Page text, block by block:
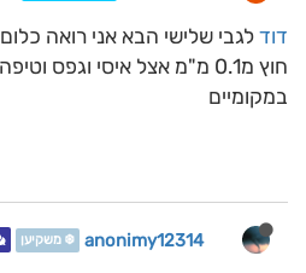
דוד לגבי שלישי הבא אני רואה כלום
חוץ מ0.1 מ"מ אצל איסי וגפס וטיפה יותר
במקומיים
anonimy12314 ❄️ משקיען